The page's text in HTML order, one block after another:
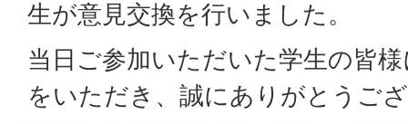
生が意見交換を行いました。
当日ご参加いただいた学生の皆
をいただき、誠にありがとうご